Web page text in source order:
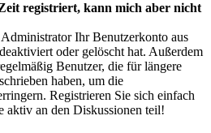
registriert, kann mich aber nicht
Ihr Benutzerkonto aus
oder gelöscht hat. Außerdem
Benutzer, die für längere
haben, um die
Registrieren Sie sich einfach
aktiv an den Diskussionen teil!